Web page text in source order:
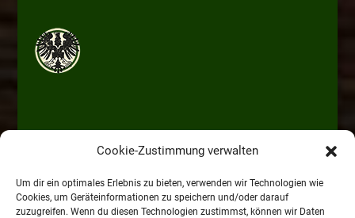
Cookie-Zustimmung verwalten
Um dir ein optimales Erlebnis zu bieten, verwenden wir Technologien wie
Cookies, um Geräteinformationen zu speichern und/oder darauf
zuzugreifen. Wenn du diesen Technologien zustimmst, können wir Daten